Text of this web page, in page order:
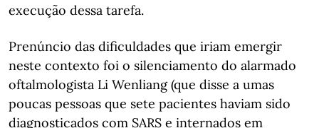
execução dessa tarefa.
Prenúncio das dificuldades que iriam emergir
neste contexto foi o silenciamento do alarmado
oftalmologista Li Wenliang (que disse a umas
poucas pessoas que sete pacientes haviam sido
diagnosticados com SARS e internados em